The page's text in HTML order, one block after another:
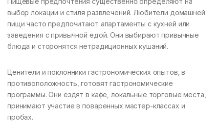
выбор локации и стиля развлечений. Любители домашней
пищи часто предпочитают апартаменты с кухней или
заведения с привычной едой. Они выбирают привычные
блюда и сторонятся нетрадиционных кушаний.
Ценители и поклонники гастрономических опытов, в
противоположность, готовят гастрономические
программы. Они ездят в кафе, локальные торговые места,
принимают участие в поваренных мастер-классах и
пробах.